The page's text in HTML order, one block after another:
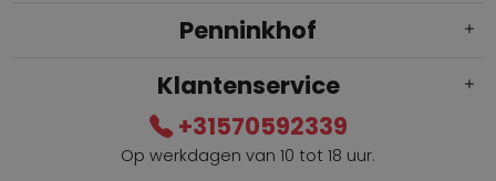
Penninkhof
Klantenservice
+31570592339
Op werkdagen van 10 tot 18 uur.